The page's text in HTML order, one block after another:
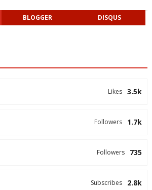
BLOGGER DISQUS
3.5k
Likes
1.7k
Followers
735
Followers
2.8k
Subscribes